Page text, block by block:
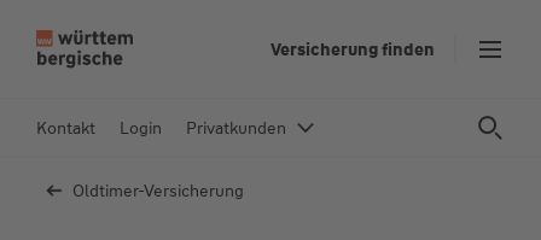
In
Versicherung finden
Kontakt Login Privatkunden
Oldtimer-Versicherung